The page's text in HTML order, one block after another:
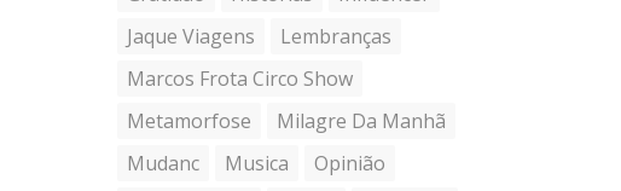
Jaque Viagens
Lembranças
Marcos Frota Circo Show
Metamorfose
Milagre Da Manhã
Mudanc
Musica
Opinião